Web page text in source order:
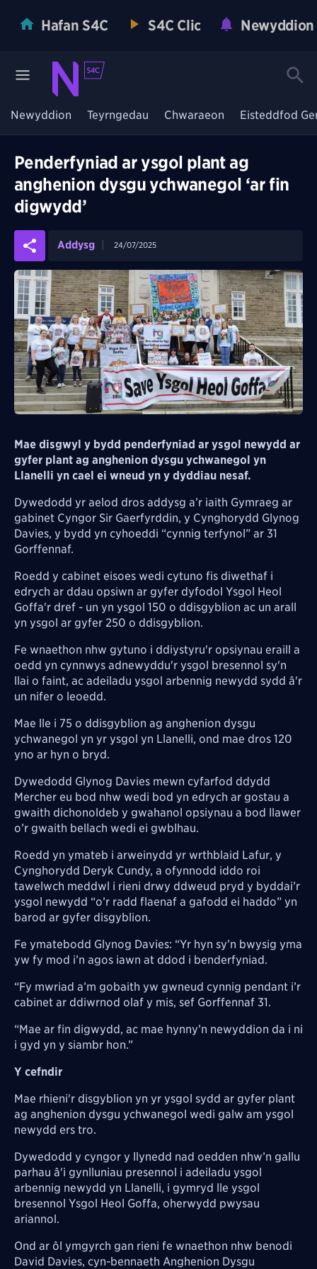
Hafan S4C S4C Clic Newyddion
Newyddion Teyrngedau Chwaraeon Eisteddfod
Penderfyniad ar ysgol plant ag
anghenion dysgu ychwanegol ‘ar fin
digwydd’
Addysg 24/07/2025
Mae disgwyl y bydd penderfyniad ar ysgol newydd ar
gyfer plant ag anghenion dysgu ychwanegol yn
Llanelli yn cael ei wneud yn y dyddiau nesaf.
Dywedodd yr aelod dros addysg a’r iaith Gymraeg ar
gabinet Cyngor Sir Gaerfyrddin, y Cynghorydd Glynog
Davies, y bydd yn cyhoeddi “cynnig terfynol” ar 31
Gorffennaf.
Roedd y cabinet eisoes wedi cytuno fis diwethaf i
edrych ar ddau opsiwn ar gyfer dyfodol Ysgol Heol
Goffa'r dref - un yn ysgol 150 o ddisgyblion ac un arall
yn ysgol ar gyfer 250 o ddisgyblion.
Fe wnaethon nhw gytuno i ddiystyru'r opsiynau eraill a
oedd yn cynnwys adnewyddu'r ysgol bresennol sy'n
llai o faint, ac adeiladu ysgol arbennig newydd sydd â'r
un nifer o leoedd.
Mae lle i 75 o ddisgyblion ag anghenion dysgu
ychwanegol yn yr ysgol yn Llanelli, ond mae dros 120
yno ar hyn o bryd.
Dywedodd Glynog Davies mewn cyfarfod ddydd
Mercher eu bod nhw wedi bod yn edrych ar gostau a
gwaith dichonoldeb y gwahanol opsiynau a bod llawer
o’r gwaith bellach wedi ei gwblhau.
Roedd yn ymateb i arweinydd yr wrthblaid Lafur, y
Cynghorydd Deryk Cundy, a ofynnodd iddo roi
tawelwch meddwl i rieni drwy ddweud pryd y byddai’r
ysgol newydd “o’r radd flaenaf a gafodd ei haddo” yn
barod ar gyfer disgyblion.
Fe ymatebodd Glynog Davies: “Yr hyn sy’n bwysig yma
yw fy mod i’n agos iawn at ddod i benderfyniad.
“Fy mwriad a’m gobaith yw gwneud cynnig pendant i’r
cabinet ar ddiwrnod olaf y mis, sef Gorffennaf 31.
“Mae ar fin digwydd, ac mae hynny’n newyddion da i ni
i gyd yn y siambr hon.”
Y cefndir
Mae rhieni'r disgyblion yn yr ysgol sydd ar gyfer plant
ag anghenion dysgu ychwanegol wedi galw am ysgol
newydd ers tro.
Dywedodd y cyngor y llynedd nad oedden nhw’n gallu
parhau â'i gynlluniau presennol i adeiladu ysgol
arbennig newydd yn Llanelli, i gymryd lle ysgol
bresennol Ysgol Heol Goffa, oherwydd pwysau
ariannol.
Ond ar ôl ymgyrch gan rieni fe wnaethon nhw benodi
David Davies, cyn-bennaeth Anghenion Dysgu